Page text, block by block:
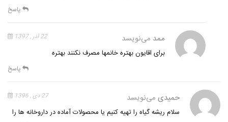
پاسخ
ممد می‌نویسد 22 آذر , 1397
برای اقایون بهتره خانمها مصرف نکنند بهتره
پاسخ
حمیدی می‌نویسد 27 دی , 1396
سلام ریشه گیاه را تهیه کنیم یا محصولات آماده در داروخانه ها را